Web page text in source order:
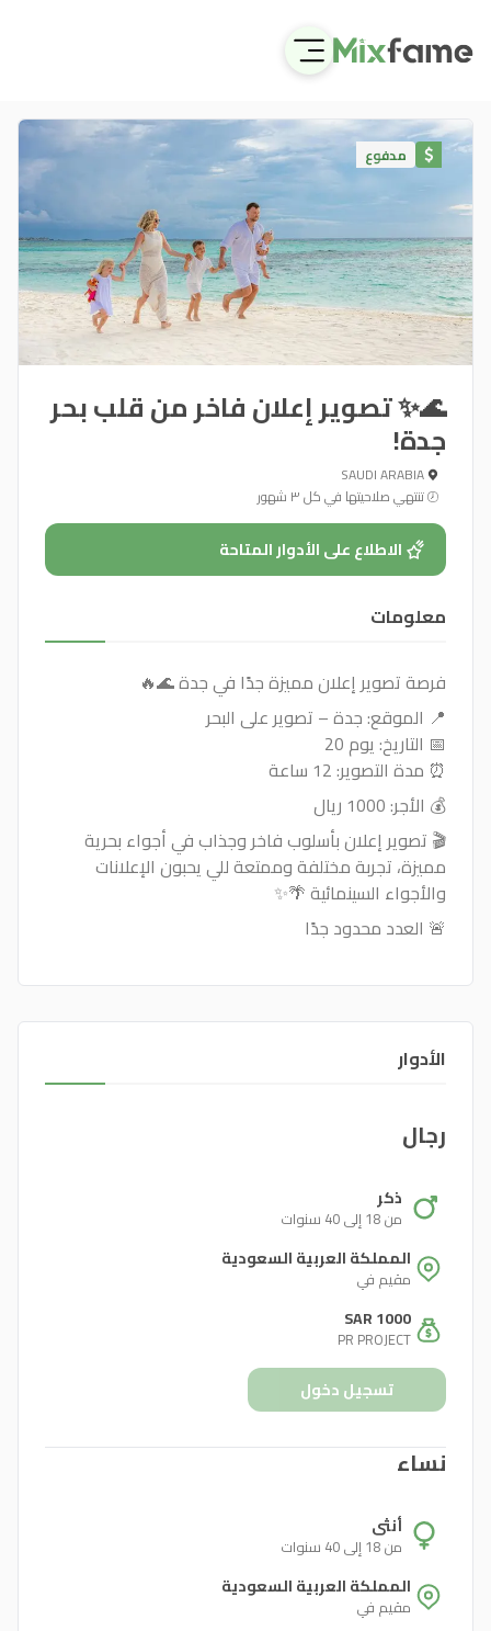
مدفوع
🌊✨ تصوير إعلان فاخر من قلب بحر
جدة!
SAUDI ARABIA
تنتهي صلاحيتها في كل ٣ شهور
الاطلاع على الأدوار المتاحة
معلومات
فرصة تصوير إعلان مميزة جدًا في جدة 🌊🔥
📍 الموقع: جدة – تصوير على البحر
📅 التاريخ: يوم 20
⏰ مدة التصوير: 12 ساعة
💰 الأجر: 1000 ريال
🎬 تصوير إعلان بأسلوب فاخر وجذاب في أجواء بحرية
مميزة، تجربة مختلفة وممتعة للي يحبون الإعلانات
والأجواء السينمائية 🌴✨
🚨 العدد محدود جدًا
الأدوار
رجال
ذكر
من 18 إلى 40 سنوات
المملكة العربية السعودية
مقيم في
SAR 1000
PR PROJECT
تسجيل دخول
نساء
أنثى
من 18 إلى 40 سنوات
المملكة العربية السعودية
مقيم في